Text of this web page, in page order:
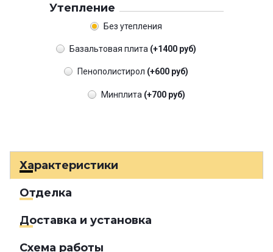
Утепление
Без утепления
Базальтовая плита (+1400 руб)
Пенополистирол (+600 руб)
Минплита (+700 руб)
Характеристики
Отделка
Доставка и установка
Схема работы